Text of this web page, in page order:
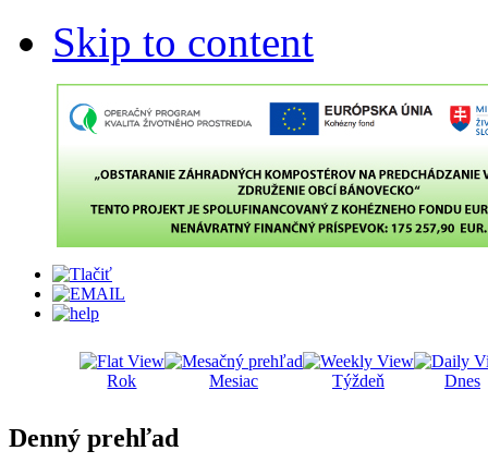
Skip to content
Rok Mesiac Týždeň Dnes
Denný prehľad